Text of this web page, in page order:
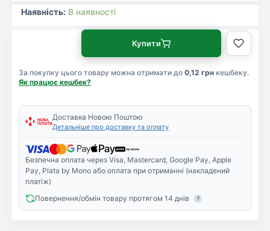
Наявність: В наявності
За покупку цього товару можна отримати до 0,12 грн кешбеку.
Як працює кешбек?
Купити
Доставка Новою Поштою
Детальніше про доставку та оплату
Безпечна оплата через Visa, Mastercard, Google Pay, Apple
Pay, Plata by Mono або оплата при отриманні (накладений
платіж)
Повернення/обмін товару протягом 14 днів
?